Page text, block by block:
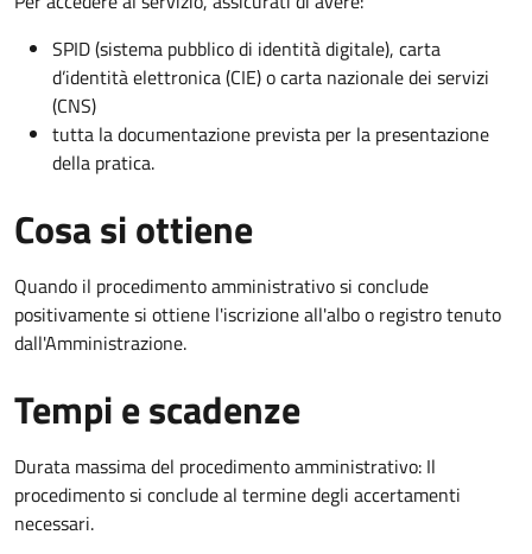
SPID (sistema pubblico di identità digitale), carta
d’identità elettronica (CIE) o carta nazionale dei servizi
(CNS)
tutta la documentazione prevista per la presentazione
della pratica.
Cosa si ottiene
Quando il procedimento amministrativo si conclude
positivamente si ottiene l'iscrizione all'albo o registro tenuto
dall'Amministrazione.
Tempi e scadenze
Durata massima del procedimento amministrativo: Il
procedimento si conclude al termine degli accertamenti
necessari.